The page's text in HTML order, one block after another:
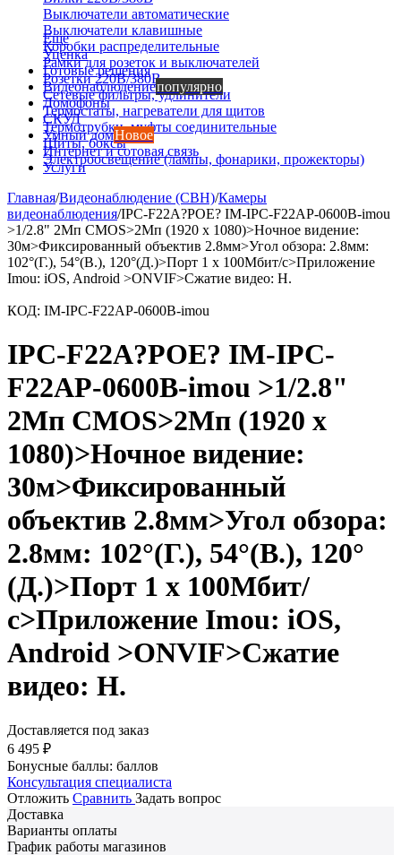
Выключатели автоматические
Выключатели клавишные
Коробки распределительные
Рамки для розеток и выключателей
Розетки 220В/380В
Сетевые фильтры, удлинители
Термостаты, нагреватели для щитов
Термотрубки, муфты соединительные
Щиты, боксы
Электроосвещение (лампы, фонарики, прожекторы)
Еще
Уценка
Готовые решения
Видеонаблюдениепопулярно
Домофоны
СКУД
Умный домНовое
Интернет и сотовая связь
Услуги
Главная/Видеонаблюдение (СВН)/Камеры
видеонаблюдения/IPC-F22A?POE? IM-IPC-F22AP-0600B-imou
>1/2.8" 2Мп CMOS>2Мп (1920 x 1080)>Ночное видение:
30м>Фиксированный объектив 2.8мм>Угол обзора: 2.8мм:
102°(Г.), 54°(В.), 120°(Д.)>Порт 1 x 100Мбит/с>Приложение
Imou: iOS, Android >ONVIF>Сжатие видео: H.
КОД: IM-IPC-F22AP-0600B-imou
IPC-F22A?POE? IM-IPC-
F22AP-0600B-imou >1/2.8"
2Мп CMOS>2Мп (1920 x
1080)>Ночное видение:
30м>Фиксированный
объектив 2.8мм>Угол обзора:
2.8мм: 102°(Г.), 54°(В.), 120°
(Д.)>Порт 1 x 100Мбит/
с>Приложение Imou: iOS,
Android >ONVIF>Сжатие
видео: H.
Доставляется под заказ
6 495 ₽
Бонусные баллы: баллов
Консультация специалиста
Отложить Сравнить Задать вопрос
Доставка
Варианты оплаты
График работы магазинов